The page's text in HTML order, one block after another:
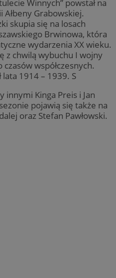
Winnych” powstał na
Grabowskiej.
skupia się na losach
Brwinowa, która
wydarzenia XX wieku.
z chwilą wybuchu I wojny
współczesnych.
1914 – 1939. S
Kinga Preis i Jan
pojawią się także na
oraz Stefan Pawłowski.